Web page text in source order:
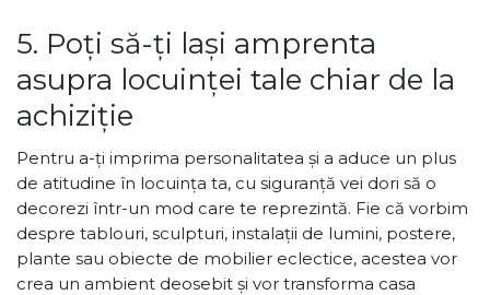
5. Poți să-ți lași amprenta
asupra locuinței tale chiar de la
achiziție
Pentru a-ți imprima personalitatea și a aduce un plus
de atitudine în locuința ta, cu siguranță vei dori să o
decorezi într-un mod care te reprezintă. Fie că vorbim
despre tablouri, sculpturi, instalații de lumini, postere,
plante sau obiecte de mobilier eclectice, acestea vor
crea un ambient deosebit și vor transforma casa